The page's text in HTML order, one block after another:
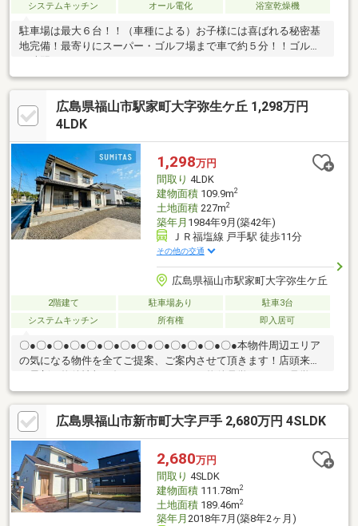
システムキッチン
オール電化 浴室乾燥機
駐車場は最大６台！！（車種による）お子様には喜ばれる秘密基
地完備！最寄りにスーパー・ゴルフ場まで車で約５分！！ゴルフ
広島県福山市駅家町大字弥生ケ丘 1,298万円
4LDK
1,298万円
間取り 4LDK
建物面積109.9m2
土地面積227m2
築年月 1984年9月(築42年)
ＪＲ福塩線 戸手駅 徒歩11分
その他の交通
広島県福山市駅家町大字弥生ケ丘
2階建て 駐車場あり
駐車3台
システムキッチン
所有権 即入居可
〇●〇●〇●〇●〇●〇●〇●〇●〇●〇●〇●〇●〇●本物件周辺エリア
の気になる物件を全てご提案、ご案内させて頂きます！店頭来店
で最新の物件情報を知りたい！まとめて物件見学ができる見学ツ
アーは【その場確定！ 見学予約する（無料）からご予約下さ
い】〇●〇●〇●〇●〇●〇●〇●〇●〇●〇●〇●〇●〇●◇一新された
心地よい住空間2026年5月にキッチン・浴室・トイレの新品交
換、内装全面リフォームに加え、外壁・屋根塗装も完了！土地面
積は約68坪と広く、西側道路の接道幅は15mあり、並列で3台以上
の駐車が可能。閑静な住宅街に位置する整形地で、陽当たり・通
風ともに良好です♪
広島県福山市新市町大字戸手 2,680万円 4SLDK
2,680万円
間取り 4SLDK
建物面積111.78m2
土地面積189.46m2
築年月 2018年7月(築8年2ヶ月)